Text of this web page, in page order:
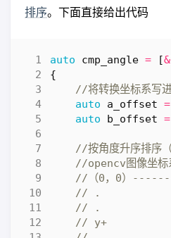
排序。下面直接给出代码
auto cmp_angle = [&
{
auto
a_offset =
auto
b_offset =